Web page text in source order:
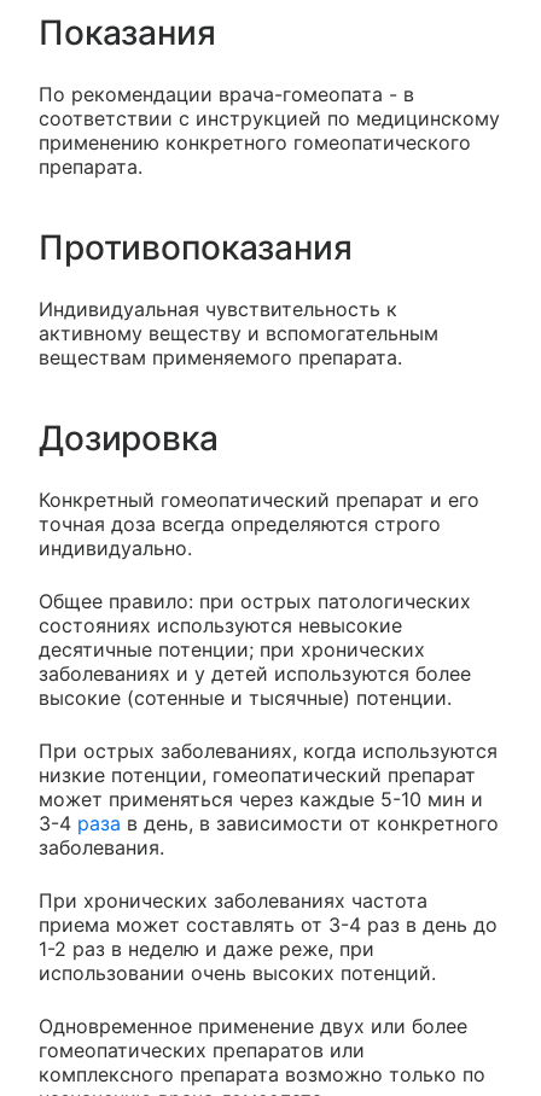
Показания
По рекомендации врача-гомеопата - в
соответствии с инструкцией по медицинскому
применению конкретного гомеопатического
препарата.
Противопоказания
Индивидуальная чувствительность к
активному веществу и вспомогательным
веществам применяемого препарата.
Дозировка
Конкретный гомеопатический препарат и его
точная доза всегда определяются строго
индивидуально.
Общее правило: при острых патологических
состояниях используются невысокие
десятичные потенции; при хронических
заболеваниях и у детей используются более
высокие (сотенные и тысячные) потенции.
При острых заболеваниях, когда используются
низкие потенции, гомеопатический препарат
может применяться через каждые 5-10 мин и
3-4 раза в день, в зависимости от конкретного
заболевания.
При хронических заболеваниях частота
приема может составлять от 3-4 раз в день до
1-2 раз в неделю и даже реже, при
использовании очень высоких потенций.
Одновременное применение двух или более
гомеопатических препаратов или
комплексного препарата возможно только по